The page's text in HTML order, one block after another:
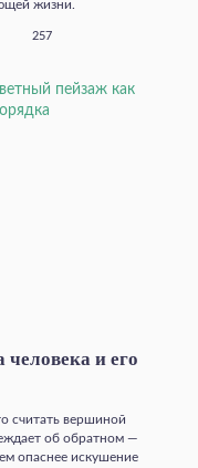
жизни.
257
и его
считать вершиной
об обратном —
опаснее искушение